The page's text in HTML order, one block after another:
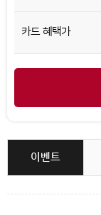
카드 혜택가
이벤트